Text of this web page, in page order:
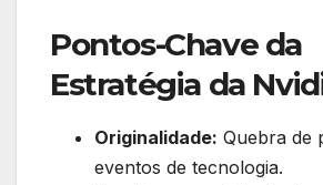
Pontos-Chave da
Estratégia da
Originalidade: Quebra de
eventos de tecnologia.